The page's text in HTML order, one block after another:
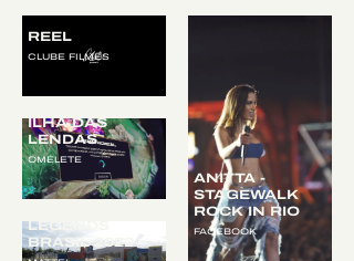
REEL
CLUBE FILMES
ANITTA -
STAGEWALK
ROCK IN RIO
FACEBOOK
ILHA DAS
LENDAS
OMELETE
LEGENDS
BRASIL 2022